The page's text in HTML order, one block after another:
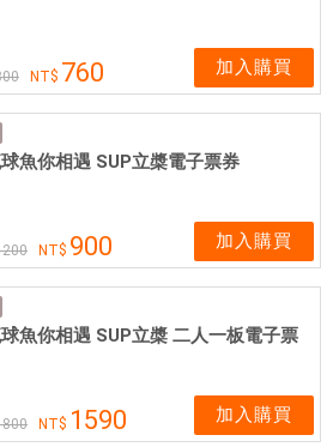
760 加入購買
魚你相遇 SUP立槳電子票券
900 加入購買
魚你相遇 SUP立槳 二人一板電子票
1590 加入購買